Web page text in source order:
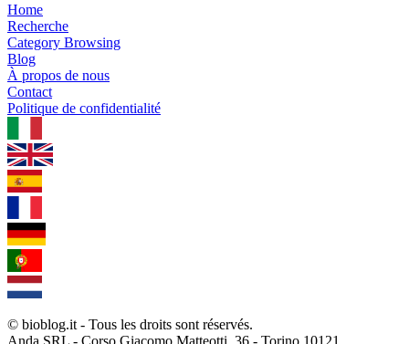
Home
Recherche
Category Browsing
Blog
À propos de nous
Contact
Politique de confidentialité
© bioblog.it - Tous les droits sont réservés.
Anda SRL - Corso Giacomo Matteotti, 36 - Torino 10121